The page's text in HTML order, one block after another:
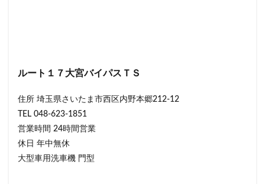
ルート１７大宮バイパスＴＳ
住所 埼玉県さいたま市西区内野本郷212-12
TEL 048-623-1851
営業時間 24時間営業
休日 年中無休
大型車用洗車機 門型